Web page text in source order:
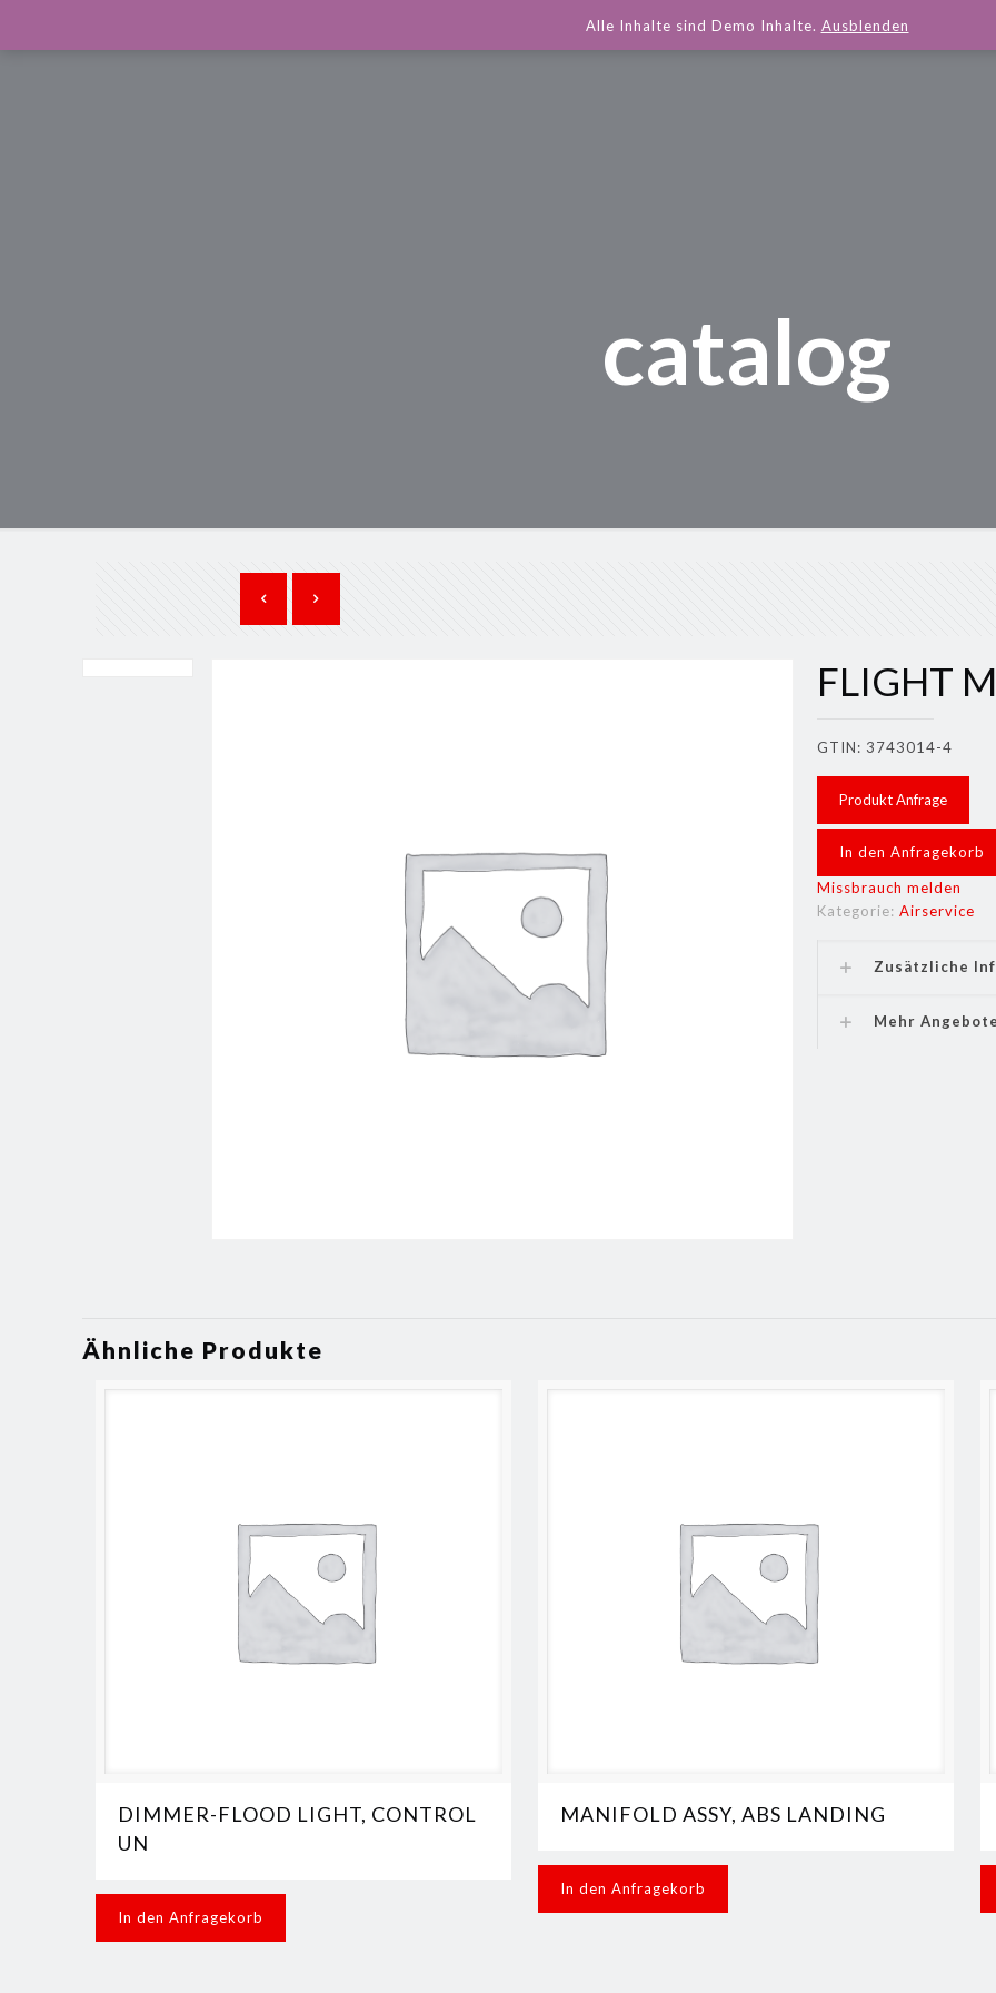
catalog
FLIGHT
GTIN: 3743014-4
Produkt Anfrage
In den Anfragekorb
Missbrauch melden
Kategorie:Airservice
Zusätzliche
Mehr
Ähnliche Produkte
DIMMER-FLOOD LIGHT, CONTROL
UN
In den Anfragekorb
MANIFOLD ASSY, ABS LANDING
In den Anfragekorb
Alle Inhalte sind Demo Inhalte. Ausblenden